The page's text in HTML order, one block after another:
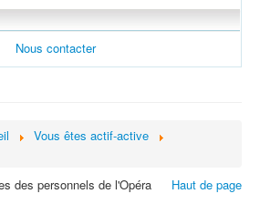
Nous contacter
Vous êtes actif-active
Haut de page
des personnels de l'Opéra